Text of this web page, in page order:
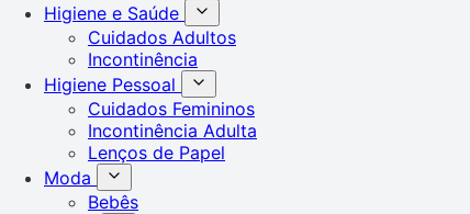
Higiene e Saúde
Cuidados Adultos
Incontinência
Higiene Pessoal
Cuidados Femininos
Incontinência Adulta
Lenços de Papel
Moda
Bebês